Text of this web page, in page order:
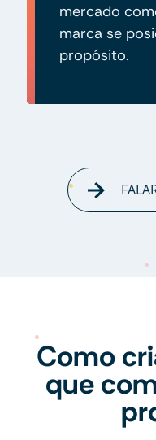
mercado
marca se
propósito.
Como
que